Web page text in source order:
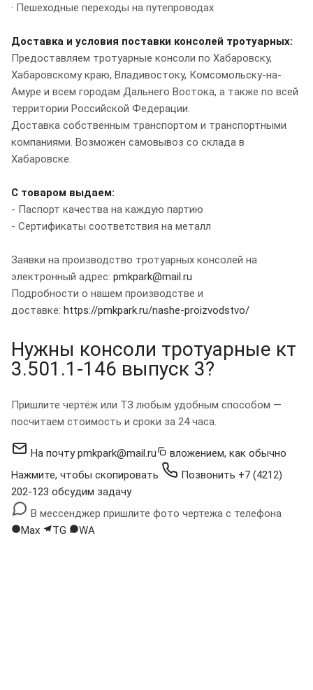
· Пешеходные переходы на путепроводах
Доставка и условия поставки консолей тротуарных:
Предоставляем тротуарные консоли по Хабаровску,
Хабаровскому краю, Владивостоку, Комсомольску-на-
Амуре и всем городам Дальнего Востока, а также по всей
территории Российской Федерации.
Доставка собственным транспортом и транспортными
компаниями. Возможен самовывоз со склада в
Хабаровске.
С товаром выдаем:
- Паспорт качества на каждую партию
- Сертификаты соответствия на металл
Заявки на производство тротуарных консолей на
электронный адрес: pmkpark@mail.ru
Подробности о нашем производстве и
доставке: https://pmkpark.ru/nashe-proizvodstvo/
Нужны консоли тротуарные кт
3.501.1-146 выпуск 3?
Пришлите чертёж или ТЗ любым удобным способом —
посчитаем стоимость и сроки за 24 часа.
На почту pmkpark@mail.ru
вложением, как обычно
Нажмите, чтобы скопировать
Позвонить +7 (4212)
202-123 обсудим задачу
В мессенджер пришлите фото чертежа с телефона
Max
TG WA